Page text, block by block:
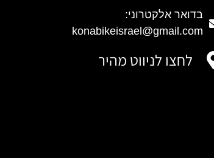
בדואר אלקטרוני:
konabikeisrael@gmail.com
לחצו לניווט מהיר